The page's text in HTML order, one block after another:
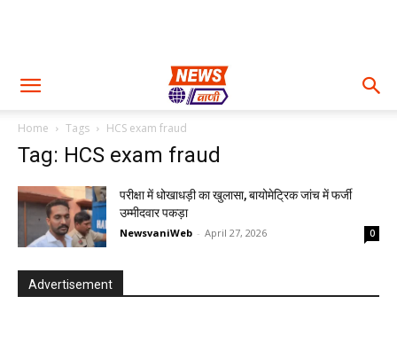
Home Tags HCS exam fraud
Tag: HCS exam fraud
परीक्षा में धोखाधड़ी का खुलासा, बायोमेट्रिक जांच में फर्जी
उम्मीदवार पकड़ा
NewsvaniWeb - April 27, 2026 0
Advertisement